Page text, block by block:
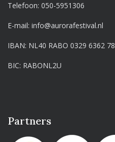
Telefoon:050-5951306
E-mail:info@aurorafestival.nl
IBAN: NL40 RABO 0329 6362 78
BIC: RABONL2U
Partners